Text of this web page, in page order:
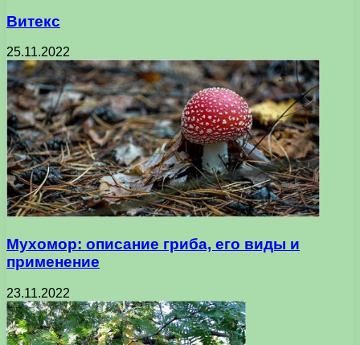
Витекс
25.11.2022
Мухомор: описание гриба, его виды и
применение
23.11.2022